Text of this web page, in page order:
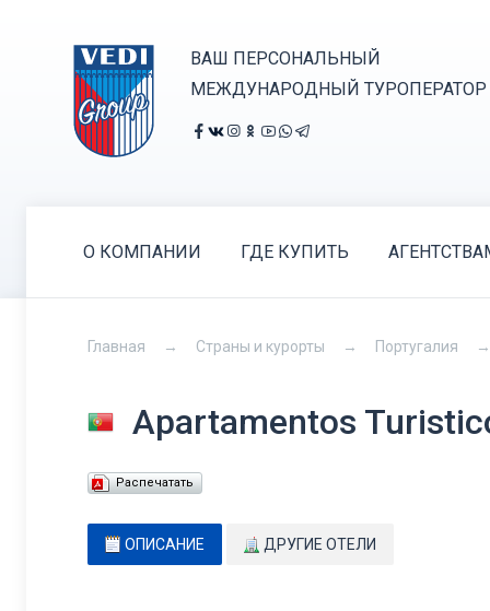
ВАШ ПЕРСОНАЛЬНЫЙ
МЕЖДУНАРОДНЫЙ ТУРОПЕРАТОР
О КОМПАНИИ ГДЕ КУПИТЬ
Главная Страны и курорты Португалия
Apartamentos
Распечатать
ОПИСАНИЕ ДРУГИЕ ОТЕЛИ